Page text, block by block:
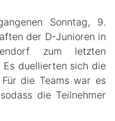
Sonntag, 9.
der D-Junioren in
zum letzten
Es duellierten sich die
die Teams war es
die Teilnehmer